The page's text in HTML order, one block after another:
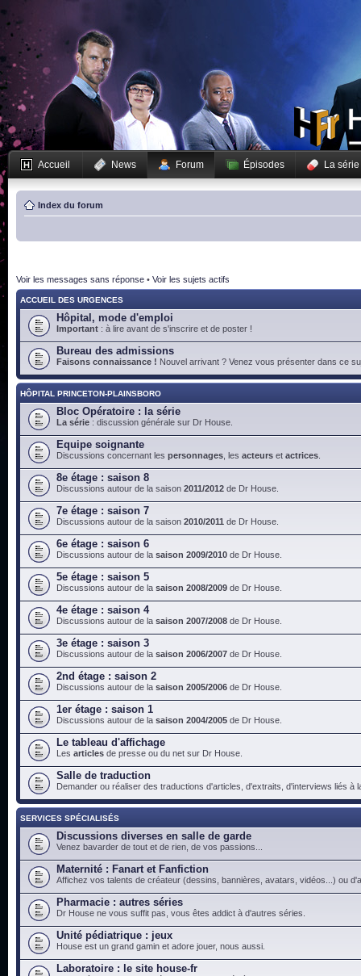
Accueil News Forum Épisodes La série
Index du forum
Voir les messages sans réponse • Voir les sujets actifs
ACCUEIL DES URGENCES
Hôpital, mode d'emploi
Important : à lire avant de s'inscrire et de poster !
Bureau des admissions
Faisons connaissance ! Nouvel arrivant ? Venez vous présenter dans ce
HÔPITAL PRINCETON-PLAINSBORO
Bloc Opératoire : la série
La série : discussion générale sur Dr House.
Equipe soignante
Discussions concernant les personnages , les acteurs et actrices
8e étage : saison 8
Discussions autour de la saison 2011/2012 de Dr House.
7e étage : saison 7
Discussions autour de la saison 2010/2011 de Dr House.
6e étage : saison 6
Discussions autour de la saison 2009/2010 de Dr House.
5e étage : saison 5
Discussions autour de la saison 2008/2009 de Dr House.
4e étage : saison 4
Discussions autour de la saison 2007/2008 de Dr House.
3e étage : saison 3
Discussions autour de la saison 2006/2007 de Dr House.
2nd étage : saison 2
Discussions autour de la saison 2005/2006 de Dr House.
1er étage : saison 1
Discussions autour de la saison 2004/2005 de Dr House.
Le tableau d'affichage
Les articles de presse ou du net sur Dr House.
Salle de traduction
Demander ou réaliser des traductions d'articles, d'extraits, d'interviews liés à
SERVICES SPÉCIALISÉS
Discussions diverses en salle de garde
Venez bavarder de tout et de rien, de vos passions...
Maternité : Fanart et Fanfiction
Affichez vos talents de créateur (dessins, bannières, avatars, vidéos...) ou
Pharmacie : autres séries
Dr House ne vous suffit pas, vous êtes addict à d'autres séries.
Unité pédiatrique : jeux
House est un grand gamin et adore jouer, nous aussi.
Laboratoire : le site house-fr